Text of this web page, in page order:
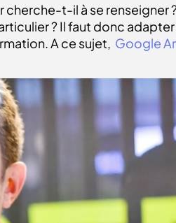
cherche-t-il à se renseigner
? Il faut donc
A ce sujet, Google